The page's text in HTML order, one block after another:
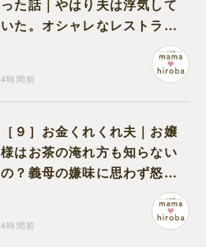
った話｜やはり夫は浮気して
いた。オシャレなレストラン
4時間前
［９］お金くれくれ夫｜お嬢
様はお茶の淹れ方も知らない
の？義母の嫌味に思わず怒り
4時間前